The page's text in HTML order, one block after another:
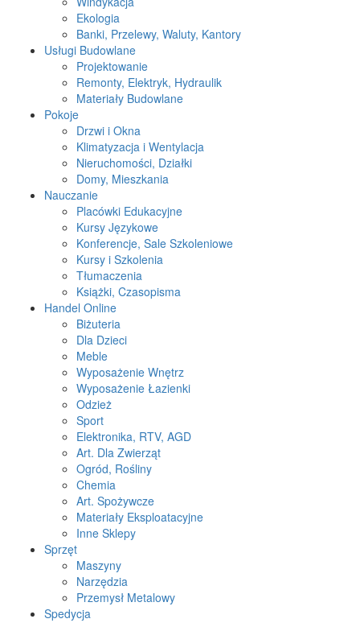
Ekologia
Banki, Przelewy, Waluty, Kantory
Usługi Budowlane
Projektowanie
Remonty, Elektryk, Hydraulik
Materiały Budowlane
Pokoje
Drzwi i Okna
Klimatyzacja i Wentylacja
Nieruchomości, Działki
Domy, Mieszkania
Nauczanie
Placówki Edukacyjne
Kursy Językowe
Konferencje, Sale Szkoleniowe
Kursy i Szkolenia
Tłumaczenia
Książki, Czasopisma
Handel Online
Biżuteria
Dla Dzieci
Meble
Wyposażenie Wnętrz
Wyposażenie Łazienki
Odzież
Sport
Elektronika, RTV, AGD
Art. Dla Zwierząt
Ogród, Rośliny
Chemia
Art. Spożywcze
Materiały Eksploatacyjne
Inne Sklepy
Sprzęt
Maszyny
Narzędzia
Przemysł Metalowy
Spedycja